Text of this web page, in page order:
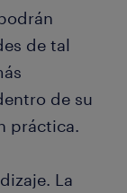
de tal
de su
práctica.
La